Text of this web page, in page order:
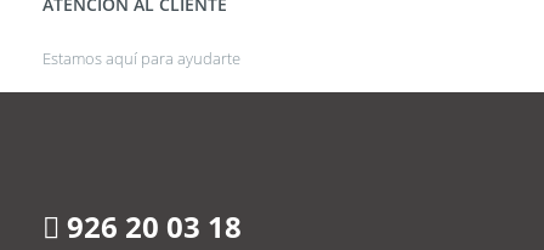
Estamos aquí para ayudarte
926 20 03 18